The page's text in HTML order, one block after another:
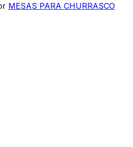
MESAS PARA CHURRASCO